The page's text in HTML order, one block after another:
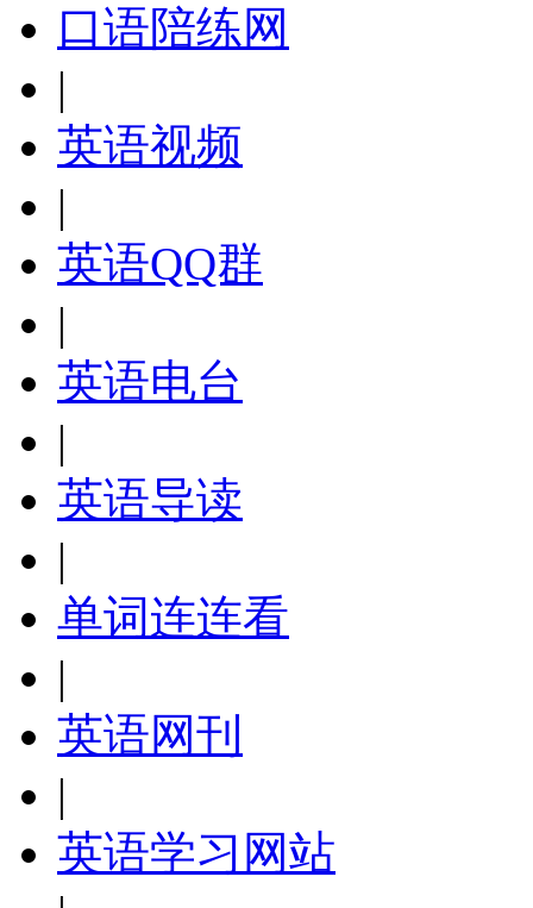
口语陪练网
|
英语视频
|
英语QQ群
|
英语电台
|
英语导读
|
单词连连看
|
英语网刊
|
英语学习网站